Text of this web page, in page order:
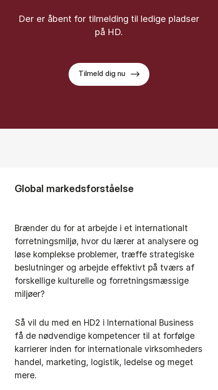
Der er åbent for til­mel­ding til le­di­ge plad­ser
på HD.
Tilmeld dig nu
Global markedsforståelse
Brænder du for at arbejde i et internationalt
forretningsmiljø, hvor du lærer at analysere og
løse komplekse problemer, træffe strategiske
beslutninger og arbejde effektivt på tværs af
forskellige kulturelle og forretningsmæssige
miljøer?
Så vil du med en HD2 i International Business
få de nødvendige kompetencer til at forfølge
karrierer inden for internationale virksomheders
handel, marketing, logistik, ledelse og meget
mere.